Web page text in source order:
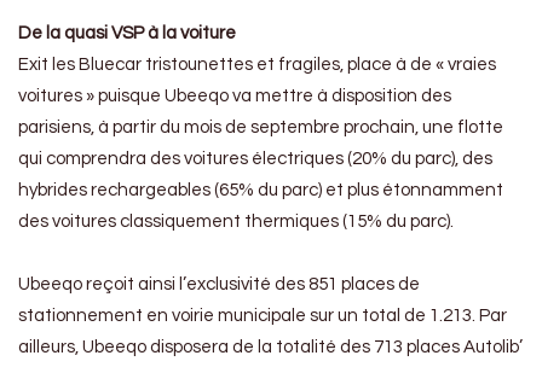
De la quasi VSP à la voiture
Exit les Bluecar tristounettes et fragiles, place à de « vraies
voitures » puisque Ubeeqo va mettre à disposition des
parisiens, à partir du mois de septembre prochain, une flotte
qui comprendra des voitures électriques (20% du parc), des
hybrides rechargeables (65% du parc) et plus étonnamment
des voitures classiquement thermiques (15% du parc).
Ubeeqo reçoit ainsi l’exclusivité des 851 places de
stationnement en voirie municipale sur un total de 1.213. Par
ailleurs, Ubeeqo disposera de la totalité des 713 places Autolib’